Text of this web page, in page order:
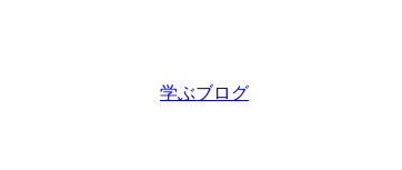
学ぶブログ